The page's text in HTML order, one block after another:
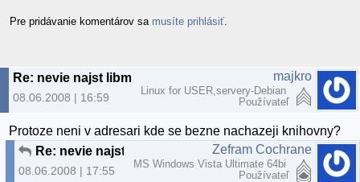
Pre pridávanie komentárov sa musíte prihlásiť
08.06.2008 | 16:59
majkro
Linux for USER,servery-Debian
Používateľ
Protoze neni v adresari kde se bezne nachazeji knihovny?
Re: nevie najst libmojakniznica.so v akt. adresari
08.06.2008 | 17:55
Zefram Cochrane
MS Windows Vista Ultimate 64bi
Používateľ